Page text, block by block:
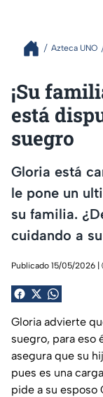
Azteca UNO
¡Su
está
suegro
Gloria está
le pone un
su familia.
cuidando a
Publicado 15/05/2026 |
Gloria advierte
suegro, para eso
asegura que su
pues es una
pide a su esposo